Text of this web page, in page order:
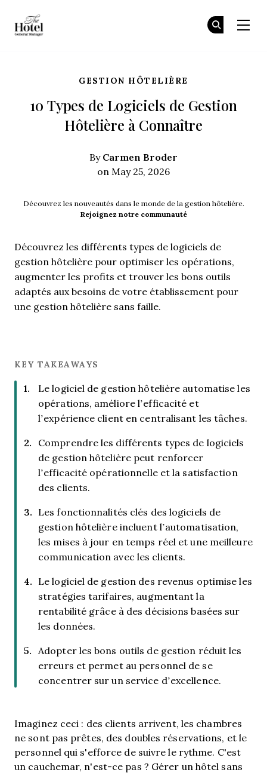
GESTION HÔTELIÈRE
10 Types de Logiciels de Gestion
Hôtelière à Connaître
ByCarmen Broder
on May 25, 2026
Découvrez les nouveautés dans le monde de la gestion hôtelière.
Rejoignez notre communauté
Découvrez les différents types de logiciels de
gestion hôtelière pour optimiser les opérations,
augmenter les profits et trouver les bons outils
adaptés aux besoins de votre établissement pour
une gestion hôtelière sans faille.
KEY TAKEAWAYS
Le logiciel de gestion hôtelière automatise les
opérations, améliore l’efficacité et
l’expérience client en centralisant les tâches.
Comprendre les différents types de logiciels
de gestion hôtelière peut renforcer
l’efficacité opérationnelle et la satisfaction
des clients.
Les fonctionnalités clés des logiciels de
gestion hôtelière incluent l’automatisation,
les mises à jour en temps réel et une meilleure
communication avec les clients.
Le logiciel de gestion des revenus optimise les
stratégies tarifaires, augmentant la
rentabilité grâce à des décisions basées sur
les données.
Adopter les bons outils de gestion réduit les
erreurs et permet au personnel de se
concentrer sur un service d’excellence.
Imaginez ceci : des clients arrivent, les chambres
ne sont pas prêtes, des doubles réservations, et le
personnel qui s'efforce de suivre le rythme. C'est
un cauchemar, n'est-ce pas ? Gérer un hôtel sans